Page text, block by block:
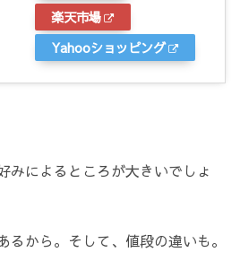
楽天市場
Yahooショッピング
みによるところが大きいでしょ
るから。そして、値段の違いも。